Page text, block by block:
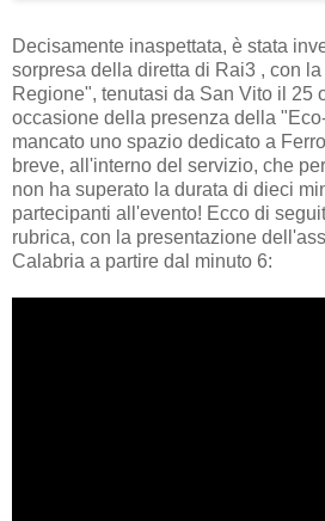
Decisamente inaspettata, è stata
sorpresa della diretta di Rai3 , con
Regione", tenutasi da San Vito il 25
occasione della presenza della
mancato uno spazio dedicato a
breve, all'interno del servizio, che
non ha superato la durata di dieci
partecipanti all'evento! Ecco di
rubrica, con la presentazione
Calabria a partire dal minuto 6: